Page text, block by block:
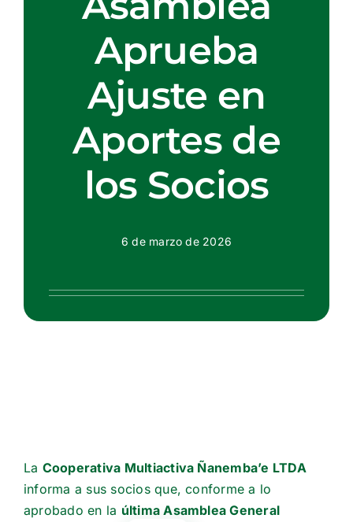
Aprueba
Ajuste en
Aportes de
los Socios
6 de marzo de 2026
La Cooperativa Multiactiva Ñanemba’e LTDA
informa a sus socios que, conforme a lo
aprobado en la última Asamblea General